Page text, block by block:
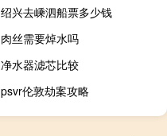
绍兴去嵊泗船票多少钱
肉丝需要焯水吗
净水器滤芯比较
psvr伦敦劫案攻略